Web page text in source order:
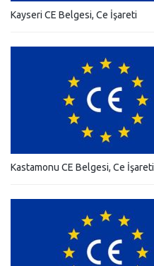
Kayseri CE Belgesi, Ce İşareti
Kastamonu CE Belgesi, Ce İşareti